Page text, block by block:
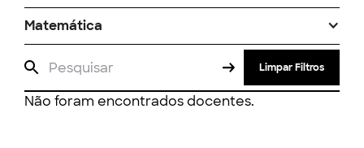
Matemática
Limpar Filtros
Não foram encontrados docentes.